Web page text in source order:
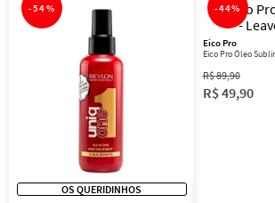
-54%
OS QUERIDINHOS
-44%
Eico Pro
Eico Pro Óleo
R$89,90
R$49,90